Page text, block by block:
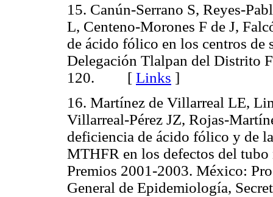
15. Canún-Serrano S, Reyes-
L, Centeno-Morones F de J,
de ácido fólico en los centros de
Delegación Tlalpan del Distrito
120. [ Links ]
16. Martínez de Villarreal LE,
Villarreal-Pérez JZ, Rojas-
deficiencia de ácido fólico y de
MTHFR en los defectos del
Premios 2001-2003. México:
General de Epidemiología,